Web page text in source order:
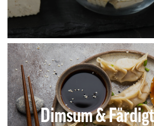
Dimsum &